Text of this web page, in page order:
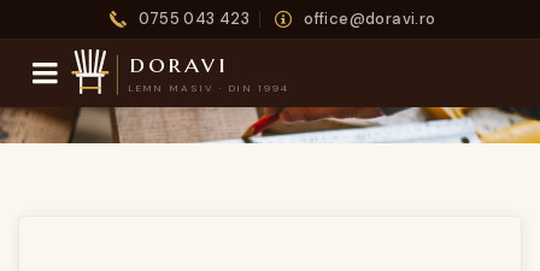
0755 043 423 office@doravi.ro
doravi
LEMN MASIV · DIN 1994